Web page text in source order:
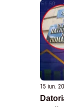
15 iun.